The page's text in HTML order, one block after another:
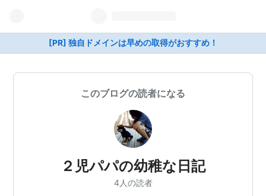
[PR] 独自ドメインは早めの取得がおすすめ！
このブログの読者になる
２児パパの幼稚な日記
4人の読者